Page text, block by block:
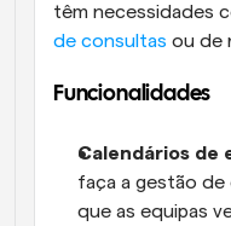
têm necessidades
de consultas ou de
Funcionalidades
Calendários de
faça a gestão de
que as equipas